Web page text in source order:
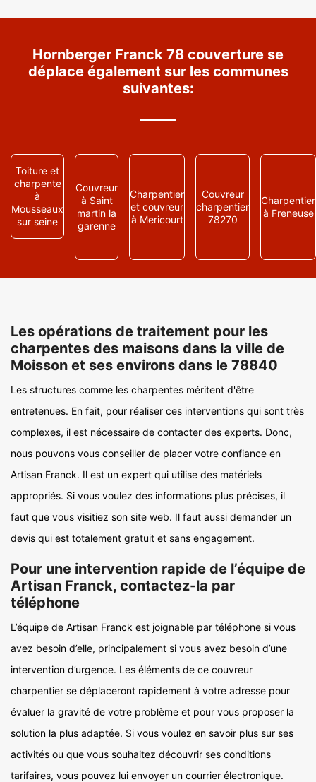
Hornberger Franck 78 couverture se
déplace également sur les communes
suivantes:
Toiture et
charpente
à
Mousseaux
sur seine
Couvreur
à Saint
martin la
garenne
Charpentier
et couvreur
à Mericourt
Couvreur
charpentier
78270
Charpentier
à Freneuse
Les opérations de traitement pour les
charpentes des maisons dans la ville de
Moisson et ses environs dans le 78840
Les structures comme les charpentes méritent d'être
entretenues. En fait, pour réaliser ces interventions qui sont très
complexes, il est nécessaire de contacter des experts. Donc,
nous pouvons vous conseiller de placer votre confiance en
Artisan Franck. Il est un expert qui utilise des matériels
appropriés. Si vous voulez des informations plus précises, il
faut que vous visitiez son site web. Il faut aussi demander un
devis qui est totalement gratuit et sans engagement.
Pour une intervention rapide de l’équipe de
Artisan Franck, contactez-la par
téléphone
L’équipe de Artisan Franck est joignable par téléphone si vous
avez besoin d’elle, principalement si vous avez besoin d’une
intervention d’urgence. Les éléments de ce couvreur
charpentier se déplaceront rapidement à votre adresse pour
évaluer la gravité de votre problème et pour vous proposer la
solution la plus adaptée. Si vous voulez en savoir plus sur ses
activités ou que vous souhaitez découvrir ses conditions
tarifaires, vous pouvez lui envoyer un courrier électronique.